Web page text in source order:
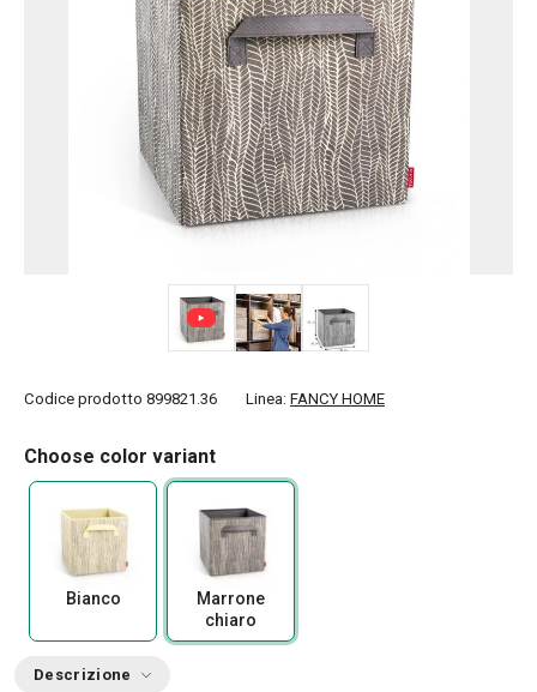
Codice prodotto 899821.36 Linea: FANCY HOME
Choose color variant
Bianco
Marrone
chiaro
Descrizione